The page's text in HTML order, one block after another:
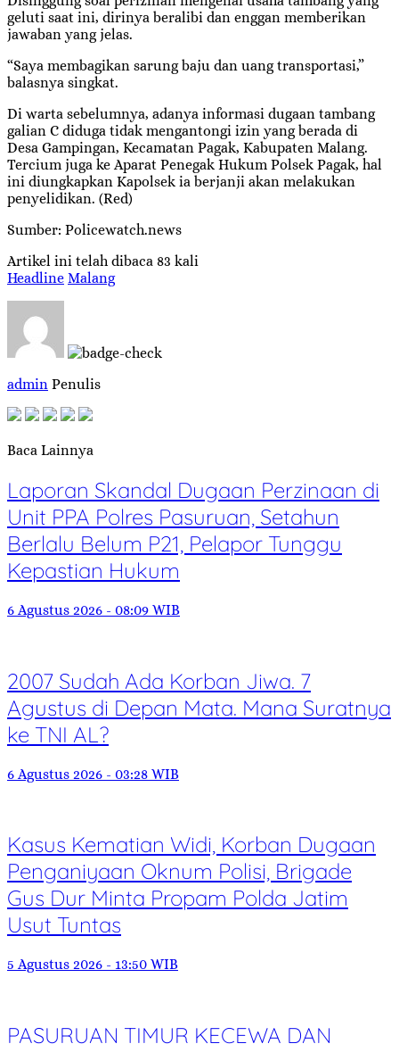
geluti saat ini, dirinya beralibi dan enggan memberikan
jawaban yang jelas.
“Saya membagikan sarung baju dan uang transportasi,”
balasnya singkat.
Di warta sebelumnya, adanya informasi dugaan tambang
galian C diduga tidak mengantongi izin yang berada di
Desa Gampingan, Kecamatan Pagak, Kabupaten Malang.
Tercium juga ke Aparat Penegak Hukum Polsek Pagak, hal
ini diungkapkan Kapolsek ia berjanji akan melakukan
penyelidikan. (Red)
Sumber: Policewatch.news
Artikel ini telah dibaca 83 kali
Headline Malang
admin Penulis
Baca Lainnya
Laporan Skandal Dugaan Perzinaan di
Unit PPA Polres Pasuruan, Setahun
Berlalu Belum P21, Pelapor Tunggu
Kepastian Hukum
6 Agustus 2026 - 08:09 WIB
2007 Sudah Ada Korban Jiwa. 7
Agustus di Depan Mata. Mana Suratnya
ke TNI AL?
6 Agustus 2026 - 03:28 WIB
Kasus Kematian Widi, Korban Dugaan
Penganiyaan Oknum Polisi, Brigade
Gus Dur Minta Propam Polda Jatim
Usut Tuntas
5 Agustus 2026 - 13:50 WIB
PASURUAN TIMUR KECEWA DAN